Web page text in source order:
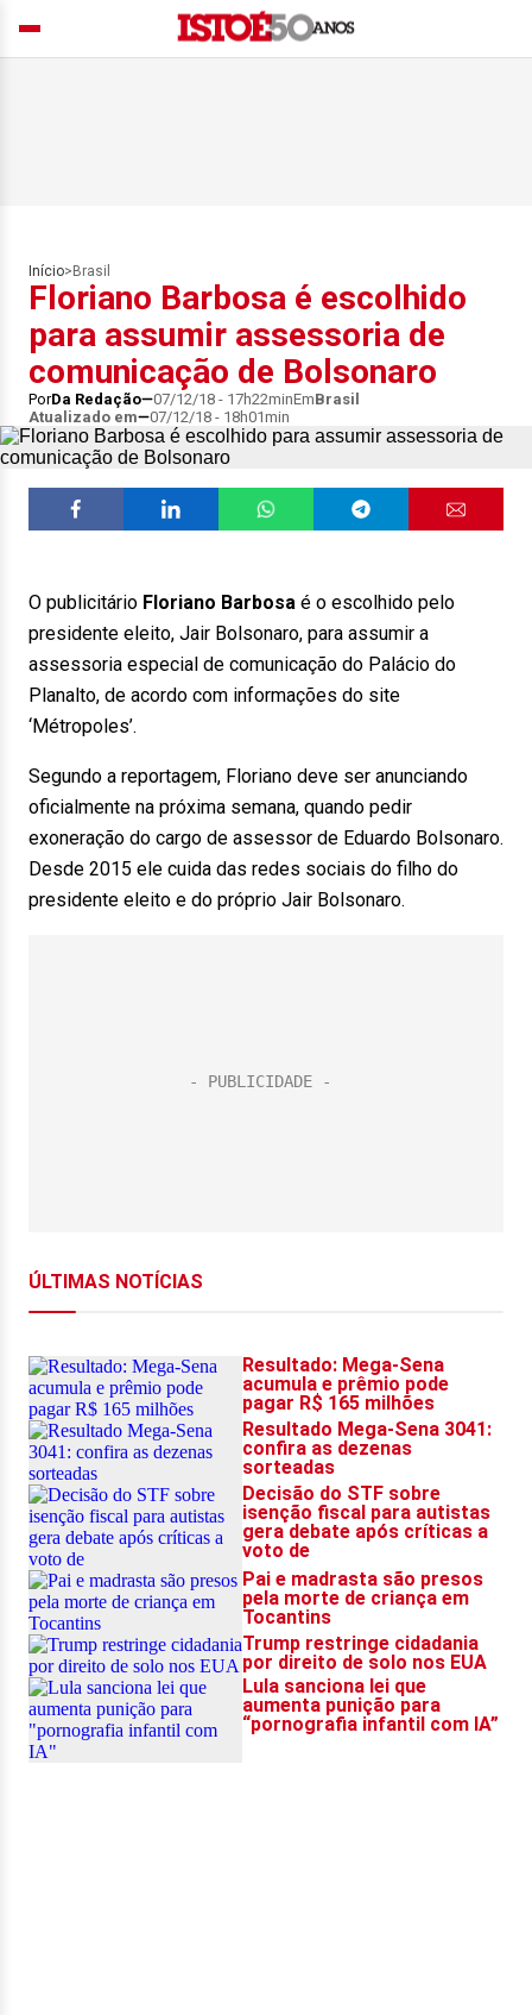
Início> Brasil
Floriano Barbosa é escolhido
para assumir assessoria de
comunicação de Bolsonaro
PorDa Redação 07/12/18 - 17h22minEmBrasil
Atualizado em
07/12/18 - 18h01min
O publicitário Floriano Barbosa é o escolhido pelo
presidente eleito, Jair Bolsonaro, para assumir a
assessoria especial de comunicação do Palácio do
Planalto, de acordo com informações do site
‘Métropoles’.
Segundo a reportagem, Floriano deve ser anunciando
oficialmente na próxima semana, quando pedir
exoneração do cargo de assessor de Eduardo Bolsonaro.
Desde 2015 ele cuida das redes sociais do filho do
presidente eleito e do próprio Jair Bolsonaro.